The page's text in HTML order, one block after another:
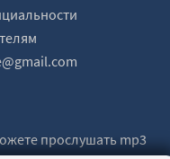
человечества
человечества
человечества
прослушать mp3